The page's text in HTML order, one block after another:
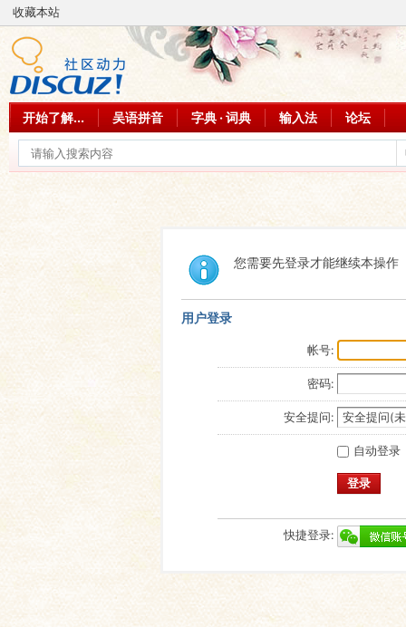
收藏本站
开始了解... 吴语拼音 字典 · 词典 输入法 论坛
您需要先登录才能继续本操作
用户登录
帐号:
密码:
安全提问:
自动登录
登录
快捷登录: